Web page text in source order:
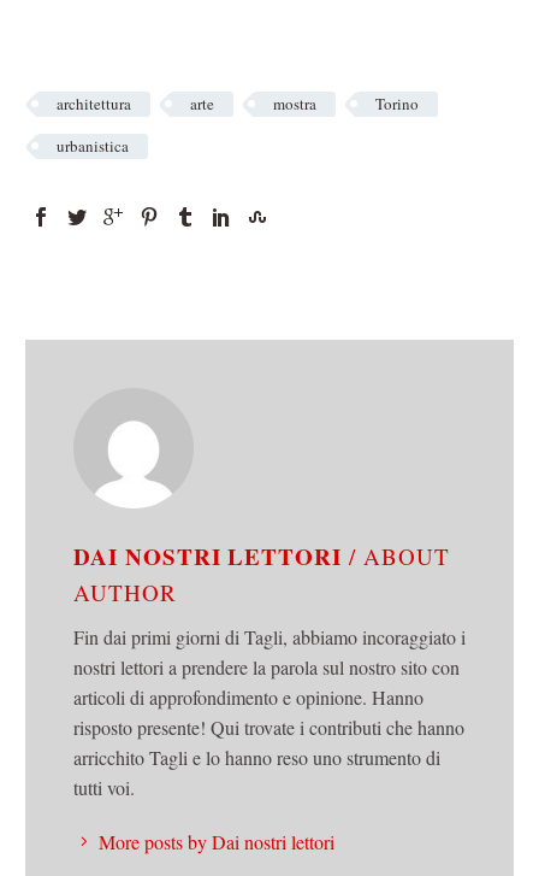
architettura arte mostra
Torino
urbanistica
DAI NOSTRI LETTORI/ ABOUT
AUTHOR
Fin dai primi giorni di Tagli, abbiamo incoraggiato i
nostri lettori a prendere la parola sul nostro sito con
articoli di approfondimento e opinione. Hanno
risposto presente! Qui trovate i contributi che hanno
arricchito Tagli e lo hanno reso uno strumento di
tutti voi.
More posts by Dai nostri lettori